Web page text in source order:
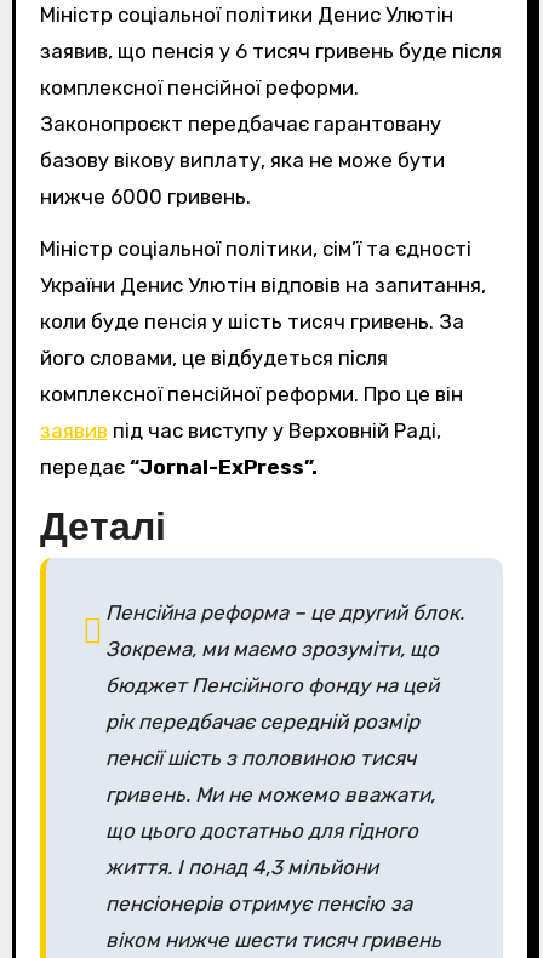
Міністр соціальної політики Денис Улютін
заявив, що пенсія у 6 тисяч гривень буде після
комплексної пенсійної реформи.
Законопроєкт передбачає гарантовану
базову вікову виплату, яка не може бути
нижче 6000 гривень.
Міністр соціальної політики, сім’ї та єдності
України Денис Улютін відповів на запитання,
коли буде пенсія у шість тисяч гривень. За
його словами, це відбудеться після
комплексної пенсійної реформи. Про це він
заявив під час виступу у Верховній Раді,
передає “Jornal-ExPress”.
Деталі
Пенсійна реформа – це другий блок.
Зокрема, ми маємо зрозуміти, що
бюджет Пенсійного фонду на цей
рік передбачає середній розмір
пенсії шість з половиною тисяч
гривень. Ми не можемо вважати,
що цього достатньо для гідного
життя. І понад 4,3 мільйони
пенсіонерів отримує пенсію за
віком нижче шести тисяч гривень